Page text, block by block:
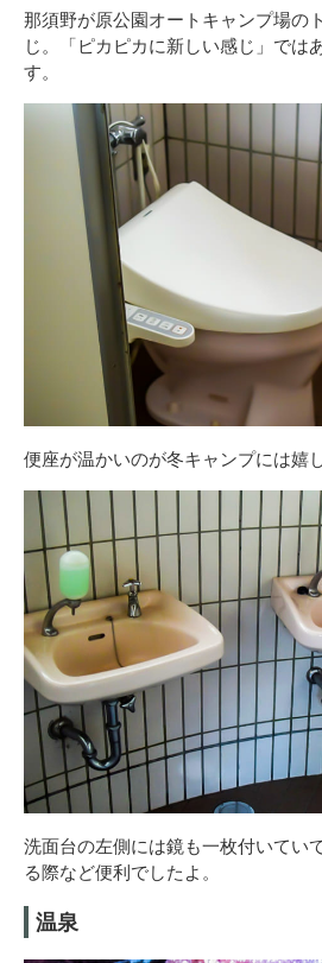
那須野が原公園オートキャンプ場の
じ。「ピカピカに新しい感じ」では
す。
便座が温かいのが冬キャンプには嬉
洗面台の左側には鏡も一枚付いてい
る際など便利でしたよ。
温泉